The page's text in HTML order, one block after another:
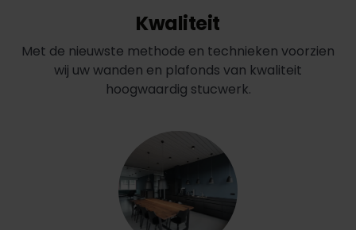
Kwaliteit
Met de nieuwste methode en technieken voorzien
wij uw wanden en plafonds van kwaliteit
hoogwaardig stucwerk.